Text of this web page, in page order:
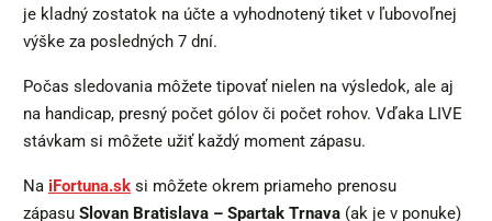
je kladný zostatok na účte a vyhodnotený tiket v ľubovoľnej
výške za posledných 7 dní.
Počas sledovania môžete tipovať nielen na výsledok, ale aj
na handicap, presný počet gólov či počet rohov. Vďaka LIVE
stávkam si môžete užiť každý moment zápasu.
Na iFortuna.sk si môžete okrem priameho prenosu
zápasu Slovan Bratislava – Spartak Trnava (ak je v ponuke)